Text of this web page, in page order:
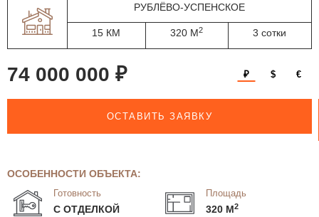
РУБЛЁВО-УСПЕНСКОЕ
15 КМ 320 М2 3 сотки
74 000 000 ₽ ₽ $ €
ОСТАВИТЬ ЗАЯВКУ
ОСОБЕННОСТИ ОБЪЕКТА:
Готовность
С ОТДЕЛКОЙ
Площадь
320 М2